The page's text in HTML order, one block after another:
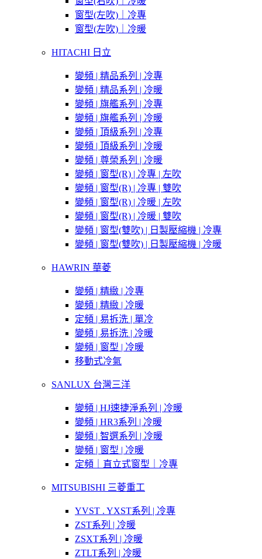
窗型(左吹)｜冷專
窗型(左吹)｜冷暖
HITACHI 日立
變頻 | 精品系列 | 冷專
變頻 | 精品系列 | 冷暖
變頻 | 旗艦系列 | 冷專
變頻 | 旗艦系列 | 冷暖
變頻 | 頂級系列 | 冷專
變頻 | 頂級系列 | 冷暖
變頻 | 尊榮系列 | 冷暖
變頻 | 窗型(R) | 冷專 | 左吹
變頻 | 窗型(R) | 冷專 | 雙吹
變頻 | 窗型(R) | 冷暖 | 左吹
變頻 | 窗型(R) | 冷暖 | 雙吹
變頻 | 窗型(雙吹) | 日製壓縮機 | 冷專
變頻 | 窗型(雙吹) | 日製壓縮機 | 冷暖
HAWRIN 華菱
變頻 | 精緻 | 冷專
變頻 | 精緻 | 冷暖
定頻 | 易拆洗 | 單冷
變頻 | 易拆洗 | 冷暖
變頻 | 窗型 | 冷暖
移動式冷氣
SANLUX 台灣三洋
變頻 | HJ速捷淨系列 | 冷暖
變頻 | HR3系列 | 冷暖
變頻 | 智選系列 | 冷暖
變頻 | 窗型 | 冷暖
定頻｜直立式窗型｜冷專
MITSUBISHI 三菱重工
YVST . YXST系列 | 冷專
ZST系列 | 冷暖
ZSXT系列 | 冷暖
ZTLT系列 | 冷暖